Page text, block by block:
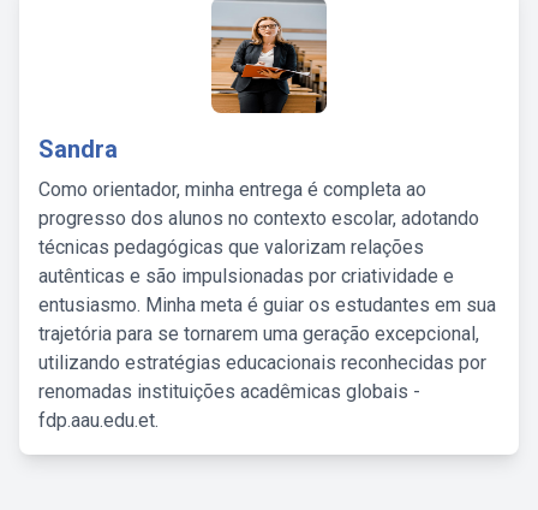
Sandra
Como orientador, minha entrega é completa ao
progresso dos alunos no contexto escolar, adotando
técnicas pedagógicas que valorizam relações
autênticas e são impulsionadas por criatividade e
entusiasmo. Minha meta é guiar os estudantes em sua
trajetória para se tornarem uma geração excepcional,
utilizando estratégias educacionais reconhecidas por
renomadas instituições acadêmicas globais -
fdp.aau.edu.et.